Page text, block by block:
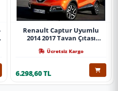
Renault Captur Uyumlu
2014 2017 Tavan Çıtası
Ücretsiz Kargo
6.298,60 TL